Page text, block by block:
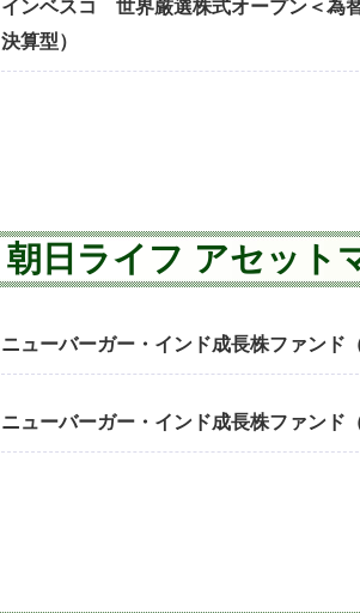
インベスコ 世界厳選株式オープン＜為
決算型）
朝日ライフ アセット
ニューバーガー・インド成長株ファンド
ニューバーガー・インド成長株ファンド